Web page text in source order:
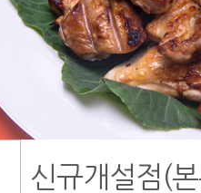
신규개설점(